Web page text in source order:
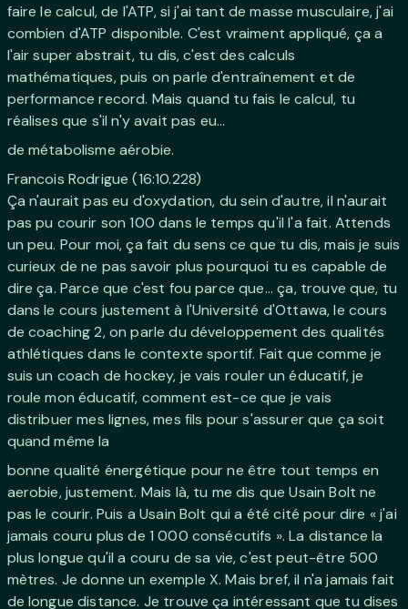
faire le calcul, de l'ATP, si j'ai tant de masse musculaire, j'ai
combien d'ATP disponible. C'est vraiment appliqué, ça a
l'air super abstrait, tu dis, c'est des calculs
mathématiques, puis on parle d'entraînement et de
performance record. Mais quand tu fais le calcul, tu
réalises que s'il n'y avait pas eu...
de métabolisme aérobie.
Francois Rodrigue (16:10.228)
Ça n'aurait pas eu d'oxydation, du sein d'autre, il n'aurait
pas pu courir son 100 dans le temps qu'il l'a fait. Attends
un peu. Pour moi, ça fait du sens ce que tu dis, mais je suis
curieux de ne pas savoir plus pourquoi tu es capable de
dire ça. Parce que c'est fou parce que... ça, trouve que, tu
dans le cours justement à l'Université d'Ottawa, le cours
de coaching 2, on parle du développement des qualités
athlétiques dans le contexte sportif. Fait que comme je
suis un coach de hockey, je vais rouler un éducatif, je
roule mon éducatif, comment est-ce que je vais
distribuer mes lignes, mes fils pour s'assurer que ça soit
quand même la
bonne qualité énergétique pour ne être tout temps en
aerobie, justement. Mais là, tu me dis que Usain Bolt ne
pas le courir. Puis a Usain Bolt qui a été cité pour dire « j'ai
jamais couru plus de 1 000 consécutifs ». La distance la
plus longue qu'il a couru de sa vie, c'est peut-être 500
mètres. Je donne un exemple X. Mais bref, il n'a jamais fait
de longue distance. Je trouve ça intéressant que tu dises